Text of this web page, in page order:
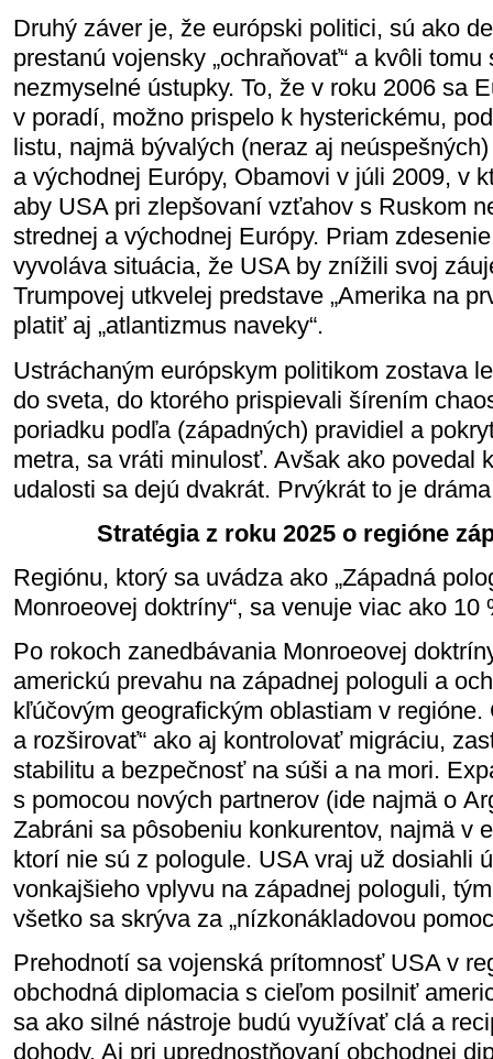
Druhý záver je, že európski politici, sú ako
prestanú vojensky „ochraňovať“ a kvôli
nezmyselné ústupky. To, že v roku 2006 sa
v poradí, možno prispelo k hysterickému,
listu, najmä bývalých (neraz aj
a východnej Európy, Obamovi v júli 2009, v
aby USA pri zlepšovaní vzťahov s Ruskom
strednej a východnej Európy. Priam
vyvoláva situácia, že USA by znížili svoj
Trumpovej utkvelej predstave „Amerika na
platiť aj „atlantizmus naveky“.
Ustráchaným európskym politikom zostava
do sveta, do ktorého prispievali šírením
poriadku podľa (západných) pravidiel a
metra, sa vráti minulosť. Avšak ako povedal
udalosti sa dejú dvakrát. Prvýkrát to je
Stratégia z roku 2025 o regióne
Regiónu, ktorý sa uvádza ako „Západná
Monroeovej doktríny“, sa venuje viac ako 10
Po rokoch zanedbávania Monroeovej
americkú prevahu na západnej pologuli a
kľúčovým geografickým oblastiam v regióne.
a rozširovať“ ako aj kontrolovať migráciu,
stabilitu a bezpečnosť na súši a na mori.
s pomocou nových partnerov (ide najmä o
Zabráni sa pôsobeniu konkurentov, najmä v
ktorí nie sú z pologule. USA vraj už dosiahli
vonkajšieho vplyvu na západnej pologuli,
všetko sa skrýva za „nízkonákladovou
Prehodnotí sa vojenská prítomnosť USA v
obchodná diplomacia s cieľom posilniť
sa ako silné nástroje budú využívať clá a
dohody. Aj pri uprednostňovaní obchodnej